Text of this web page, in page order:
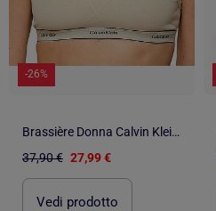
-26%
Brassière Donna Calvin Klein Jeans Senza Imbottitura
37,90 € 27,99 €
Vedi prodotto